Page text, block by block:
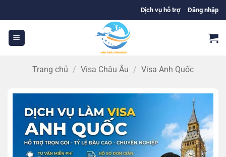
qua
nội
dung
Dịch vụ hỗ trợ Đăng nhập
Trang chủ / Visa Châu Âu / Visa Anh Quốc